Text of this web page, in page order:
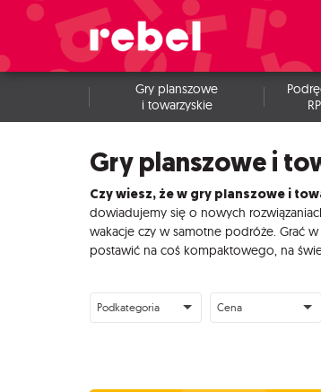
Gry planszowe
i towarzyskie
Gry planszowe i
Czy wiesz, że w gry planszowe i
dowiadujemy się o nowych
wakacje czy w samotne podróże. Grać
postawić na coś kompaktowego, na
Podkategoria Cena